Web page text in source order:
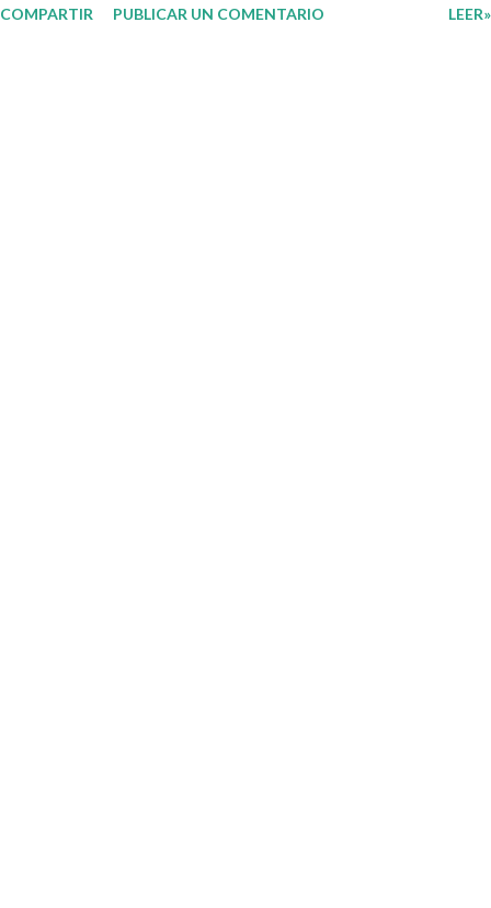
su interés con el material que les compartimos para que así, mediante
COMPARTIR PUBLICAR UN COMENTARIO LEER»